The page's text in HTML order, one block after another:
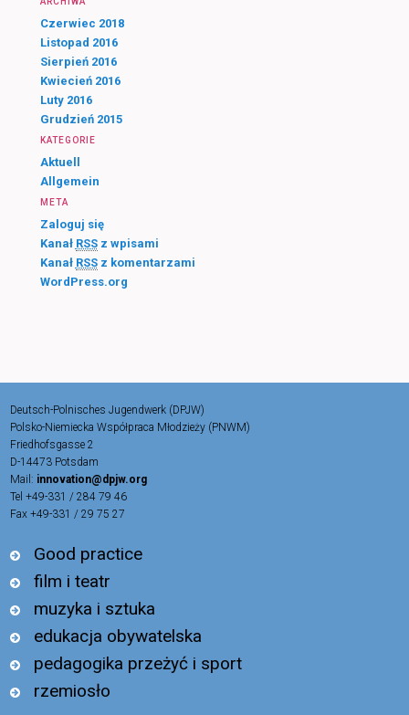
Czerwiec 2018
Listopad 2016
Sierpień 2016
Kwiecień 2016
Luty 2016
Grudzień 2015
KATEGORIE
Aktuell
Allgemein
META
Zaloguj się
Kanał RSSz wpisami
Kanał RSSz komentarzami
WordPress.org
Deutsch-Polnisches Jugendwerk (DPJW)
Polsko-Niemiecka Współpraca Młodzieży (PNWM)
Friedhofsgasse 2
D-14473 Potsdam
Mail: innovation@dpjw.org
Tel +49-331 / 284 79 46
Fax +49-331 / 29 75 27
Good practice
film i teatr
muzyka i sztuka
edukacja obywatelska
pedagogika przeżyć i sport
rzemiosło